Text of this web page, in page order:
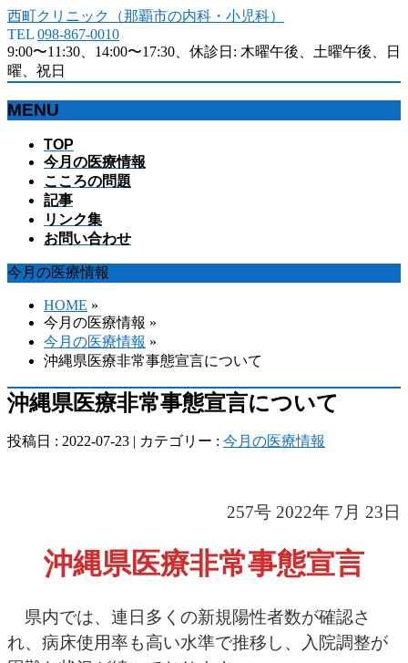
西町クリニック（那覇市の内科・小児科）
TEL 098-867-0010
9:00〜11:30、14:00〜17:30、休診日: 木曜午後、土曜午後、日
曜、祝日
MENU
ば
す
TOP
今月の医療情報
こころの問題
記事
リンク集
お問い合わせ
今月の医療情報
HOME »
今月の医療情報 »
今月の医療情報 »
沖縄県医療非常事態宣言について
沖縄県医療非常事態宣言について
投稿日 : 2022-07-23 | カテゴリー : 今月の医療情報
257号 2022年 7月 23日
沖縄県医療非常事態宣言
県内では、連日多くの新規陽性者数が確認さ
れ、病床使用率も高い水準で推移し、入院調整が